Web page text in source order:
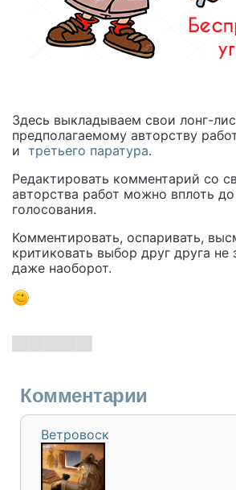
Здесь выкладываем свои лонг-
предполагаемому авторству
и третьего паратура.
Редактировать комментарий со
авторства работ можно вплоть
голосования.
Комментировать, оспаривать,
критиковать выбор друг друга не
даже наоборот.
Комментарии
Ветровоск